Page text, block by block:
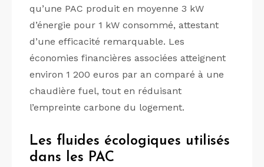
qu’une PAC produit en moyenne 3 kW
d’énergie pour 1 kW consommé, attestant
d’une efficacité remarquable. Les
économies financières associées atteignent
environ 1 200 euros par an comparé à une
chaudière fuel, tout en réduisant
l’empreinte carbone du logement.
Les fluides écologiques utilisés
dans les PAC